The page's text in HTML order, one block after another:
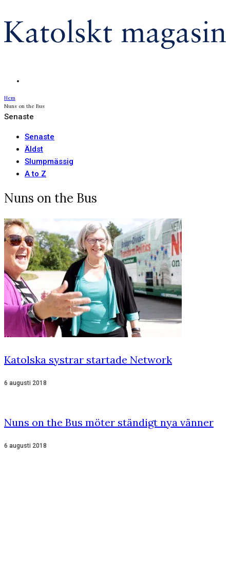
Hem
Nuns on the Bus
Senaste
Senaste
Äldst
Slumpmässig
A to Z
Nuns on the Bus
Katolska systrar startade Network
6 augusti 2018
Nuns on the Bus möter ständigt nya vänner
6 augusti 2018